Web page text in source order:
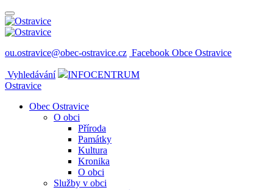
ou.ostravice@obec-ostravice.cz Facebook Obce Ostravice
Vyhledávání
INFOCENTRUM
Ostravice
Obec Ostravice
O obci
Příroda
Památky
Kultura
Kronika
O obci
Služby v obci